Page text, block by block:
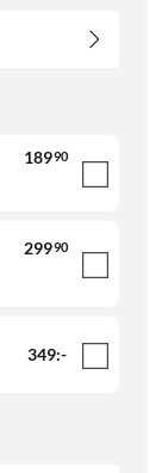
18990
29990
349:-